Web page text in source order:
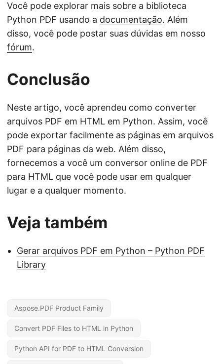
Você pode explorar mais sobre a biblioteca
Python PDF usando a documentação. Além
disso, você pode postar suas dúvidas em nosso
fórum.
Conclusão
Neste artigo, você aprendeu como converter
arquivos PDF em HTML em Python. Assim, você
pode exportar facilmente as páginas em arquivos
PDF para páginas da web. Além disso,
fornecemos a você um conversor online de PDF
para HTML que você pode usar em qualquer
lugar e a qualquer momento.
Veja também
Gerar arquivos PDF em Python – Python PDF
Library
Aspose.PDF Product Family
Convert PDF Files to HTML in Python
Python API for PDF to HTML Conversion